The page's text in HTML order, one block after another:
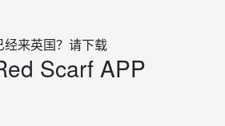
经来英国？请下载
Scarf APP